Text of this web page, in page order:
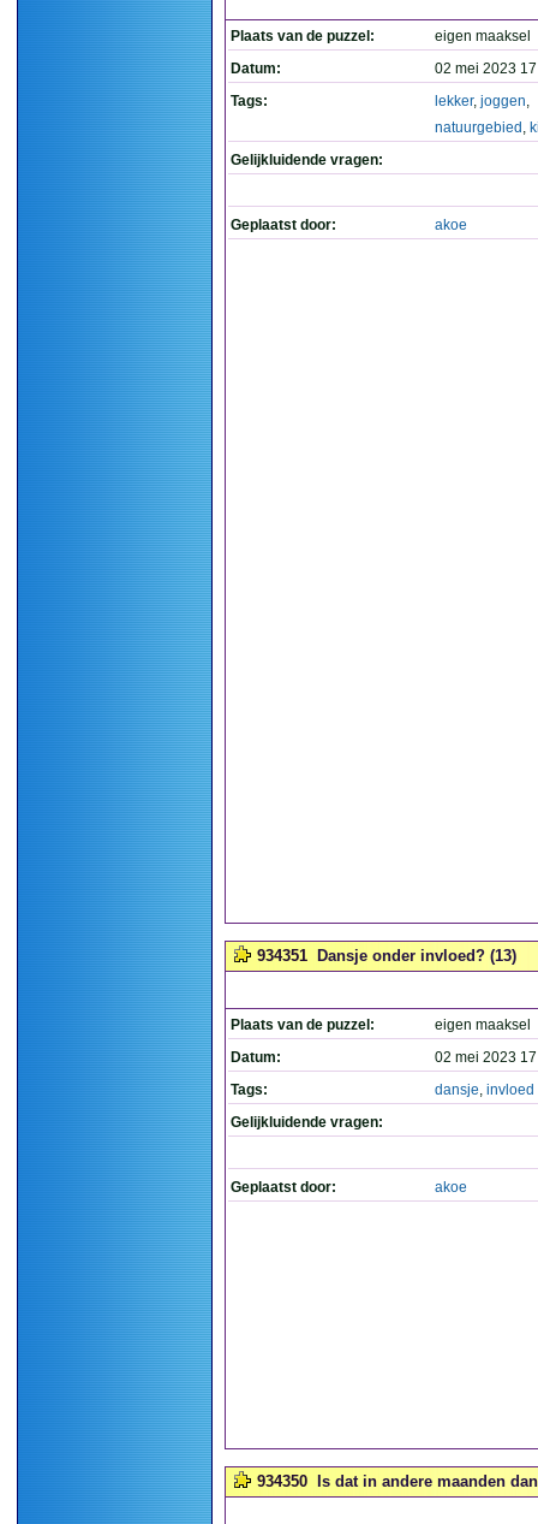
Plaats van de puzzel:
eigen maaksel
Datum:
02 mei 2023
Tags:
lekker, joggen,
natuurgebied ,
Gelijkluidende vragen:
Geplaatst door: akoe
934351 Dansje onder invloed? (13)
Plaats van de puzzel:
eigen maaksel
Datum:
02 mei 2023
Tags:
dansje, invloed
Gelijkluidende vragen:
Geplaatst door: akoe
934350 Is dat in andere maanden